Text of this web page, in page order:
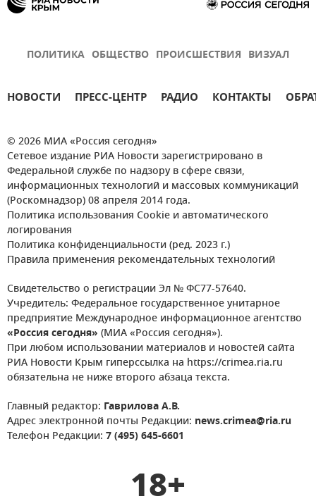
ПОЛИТИКА ОБЩЕСТВО ПРОИСШЕСТВИЯ ВИЗУАЛ
НОВОСТИ ПРЕСС-ЦЕНТР РАДИО КОНТАКТЫ
© 2026 МИА «Россия сегодня»
Сетевое издание РИА Новости зарегистрировано в
Федеральной службе по надзору в сфере связи,
информационных технологий и массовых коммуникаций
(Роскомнадзор) 08 апреля 2014 года.
Политика использования Cookie и автоматического
логирования
Политика конфиденциальности (ред. 2023 г.)
Правила применения рекомендательных технологий
Свидетельство о регистрации Эл № ФС77-57640.
Учредитель: Федеральное государственное унитарное
предприятие Международное информационное агентство
«Россия сегодня» (МИА «Россия сегодня»).
При любом использовании материалов и новостей сайта
РИА Новости Крым гиперссылка на https://crimea.ria.ru
обязательна не ниже второго абзаца текста.
Главный редактор: Гаврилова А.В.
Адрес электронной почты Редакции: news.crimea@ria.ru
Телефон Редакции: 7 (495) 645-6601
18+